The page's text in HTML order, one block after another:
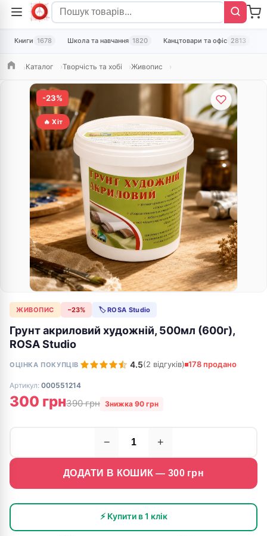
Книги 1678 Школа та навчання 1820 Канцтовари та офіс 2813
ГоловнаКаталог Творчість та хобі Живопис
-23%
🔥 Хіт
ЖИВОПИС −23% 🏷 ROSA Studio
Грунт акриловий художній, 500мл (600г),
ROSA Studio
ОЦІНКА ПОКУПЦІВ 4.5(2 відгуків) 178 продано
Артикул: 000551214
300 грн390 грн Знижка 90 грн
− +
ДОДАТИ В КОШИК — 300грн
⚡ Купити в 1 клік